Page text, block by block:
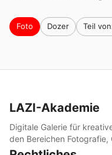
Foto Dozer Teil
LAZI-Akademie
Digitale Galerie für
den Bereichen